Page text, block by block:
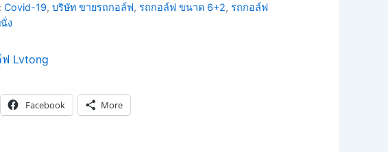
Covid-19,บริษัท ขายรถกอล์ฟ,รถกอล์ฟ ขนาด 6+2,รถกอล์ฟ
ง
Facebook More